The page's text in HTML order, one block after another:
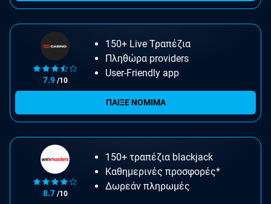
7.9 /10
150+ Live Τραπέζια
Πληθώρα providers
User-Friendly app
ΠΑΙΞΕ ΝΟΜΙΜΑ
8.7 /10
150+ τραπέζια blackjack
Καθημερινές προσφορές*
Δωρεάν πληρωμές